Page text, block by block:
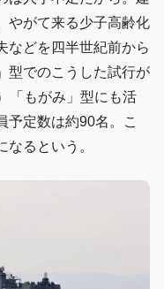
やがて来る少子高齢化
などを四半世紀前から
型でのこうした試行が
「もがみ」型にも活
予定数は約90名。こ
るという。